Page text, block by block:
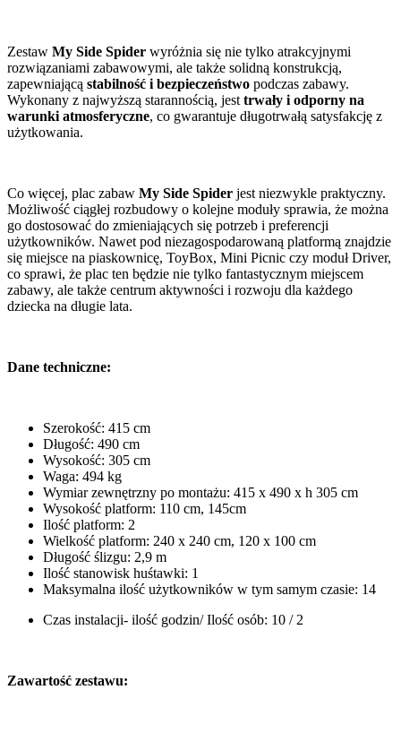
Zestaw My Side Spider wyróżnia się nie tylko atrakcyjnymi
rozwiązaniami zabawowymi, ale także solidną konstrukcją,
zapewniającą stabilność i bezpieczeństwo podczas zabawy.
Wykonany z najwyższą starannością, jest trwały i odporny na
warunki atmosferyczne, co gwarantuje długotrwałą satysfakcję z
użytkowania.
Co więcej, plac zabaw My Side Spider jest niezwykle praktyczny.
Możliwość ciągłej rozbudowy o kolejne moduły sprawia, że można
go dostosować do zmieniających się potrzeb i preferencji
użytkowników. Nawet pod niezagospodarowaną platformą znajdzie
się miejsce na piaskownicę, ToyBox, Mini Picnic czy moduł Driver,
co sprawi, że plac ten będzie nie tylko fantastycznym miejscem
zabawy, ale także centrum aktywności i rozwoju dla każdego
dziecka na długie lata.
Dane techniczne:
Szerokość: 415 cm
Długość: 490 cm
Wysokość: 305 cm
Waga: 494 kg
Wymiar zewnętrzny po montażu: 415 x 490 x h 305 cm
Wysokość platform: 110 cm, 145cm
Ilość platform: 2
Wielkość platform: 240 x 240 cm, 120 x 100 cm
Długość ślizgu: 2,9 m
Ilość stanowisk huśtawki: 1
Maksymalna ilość użytkowników w tym samym czasie: 14
Czas instalacji- ilość godzin/ Ilość osób: 10 / 2
Zawartość zestawu: